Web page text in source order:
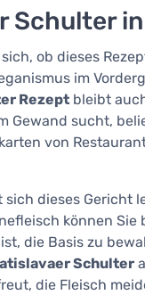
Schulter
ob dieses
im
Rezept bleibt
Gewand sucht,
von
sich dieses Gericht
können
die Basis zu
Schulter
die Fleisch